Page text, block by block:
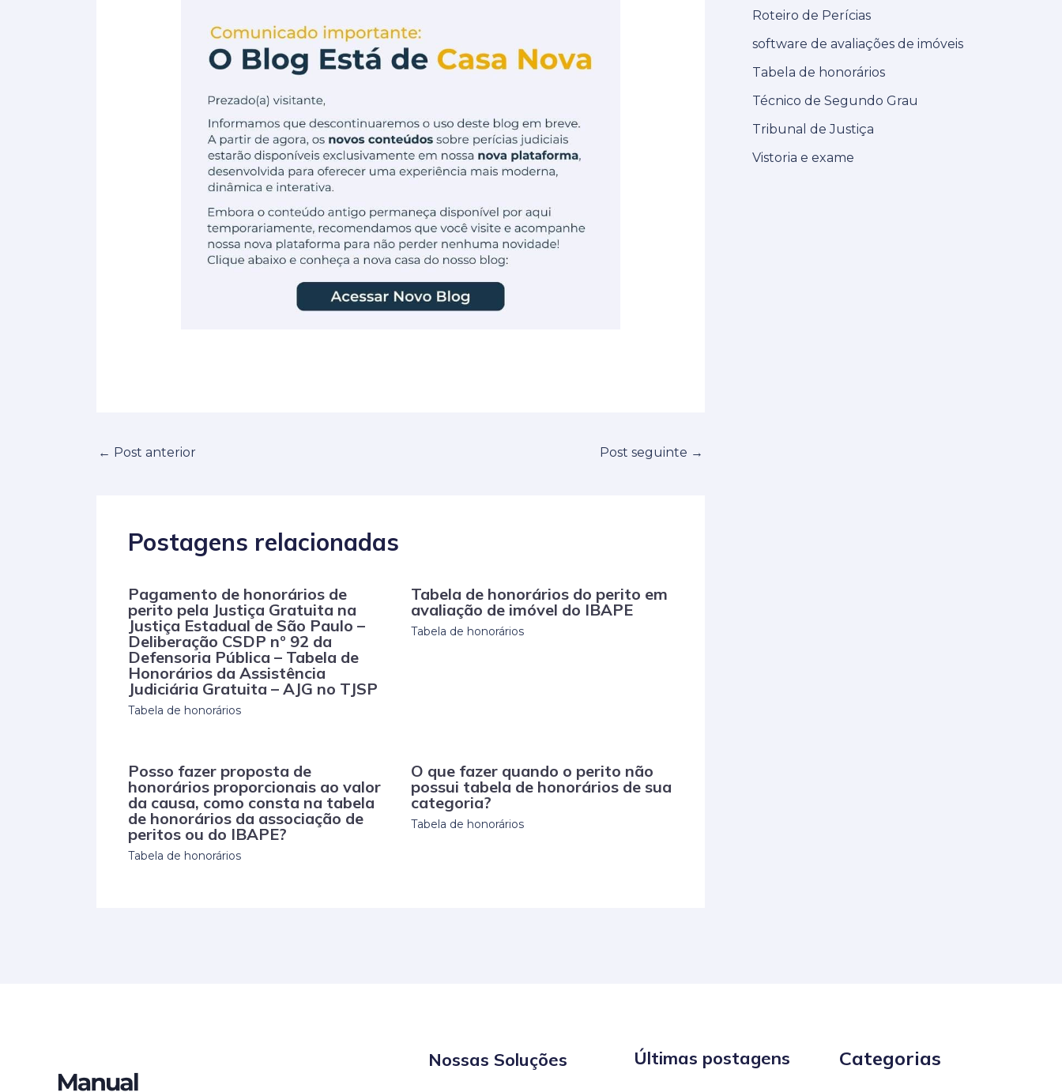
← Post anterior Post seguinte →
Postagens relacionadas
Pagamento de honorários de
perito pela Justiça Gratuita na
Justiça Estadual de São Paulo –
Deliberação CSDP nº 92 da
Defensoria Pública – Tabela de
Honorários da Assistência
Judiciária Gratuita – AJG no TJSP
Tabela de honorários
Tabela de honorários do perito em
avaliação de imóvel do IBAPE
Tabela de honorários
Posso fazer proposta de
honorários proporcionais ao valor
da causa, como consta na tabela
de honorários da associação de
peritos ou do IBAPE?
Tabela de honorários
O que fazer quando o perito não
possui tabela de honorários de sua
categoria?
Tabela de honorários
Roteiro de Perícias
software de avaliações de imóveis
Tabela de honorários
Técnico de Segundo Grau
Tribunal de Justiça
Vistoria e exame
Nossas Soluções Últimas postagens Categorias